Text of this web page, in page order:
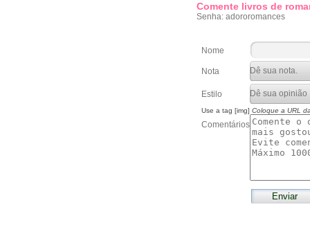
Comente livros de
Senha: adororomances
Nome
Nota
Estilo
Use a tag [img] Coloque a URL
Comentários